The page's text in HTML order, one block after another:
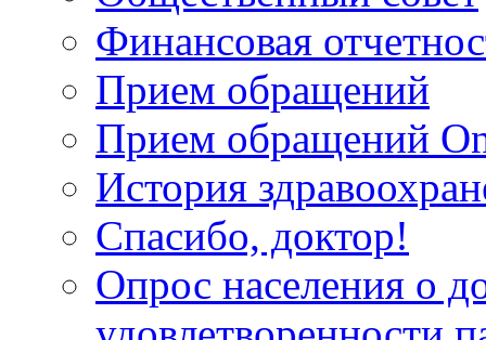
Финансовая
Прием обращений
Прием обращений
История
Спасибо, доктор!
Опрос населения о